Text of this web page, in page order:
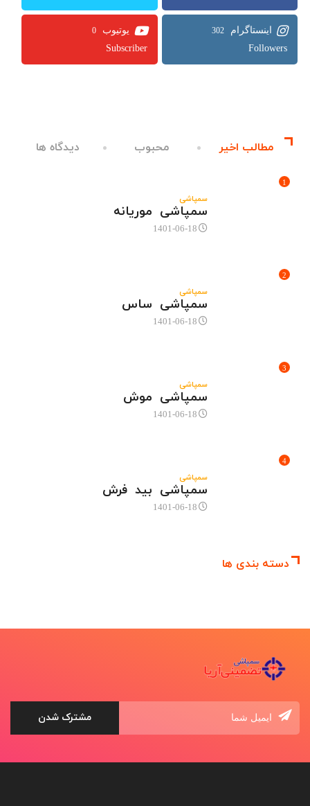
302
Followers
0
Subscriber
مطالب اخیر محبوب دیدگاه ها
1
سمپاشی
سمپاشی موریانه
1401-06-18
2
سمپاشی
سمپاشی ساس
1401-06-18
3
سمپاشی
سمپاشی موش
1401-06-18
4
سمپاشی
سمپاشی بید فرش
1401-06-18
دسته بندی ها